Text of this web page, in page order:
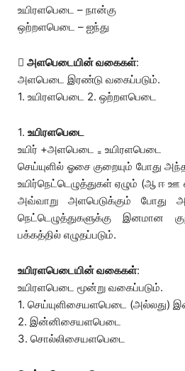
உயிரளபெடை – நான்கு
ஒற்றளபெடை – ஐந்து
 அளபெடையின் வகைகள்:
அளபெடை இரண்டு வகைப்படும்.
1. உயிரளபெடை 2. ஒற்றளபெடை
1. உயிரளபெடை
உயிர் +அளபெடை ₌ உயிரளபெடை
செய்யுளில் ஓசை குறையும் போது
உயிர்நெட்டெழுத்துகள் ஏழும் (ஆ ஈ
அவ்வாறு அளபெடுக்கும் போது
நெட்டெழுத்துகளுக்கு இனமான
பக்கத்தில் எழுதப்படும்.
உயிரளபெடையின் வகைகள்:
உயிரளபெடை மூன்று வகைப்படும்.
1. செய்யுளிசையளபெடை (அல்லது)
2. இன்னிசையளபெடை
3. சொல்லிசையளபெடை